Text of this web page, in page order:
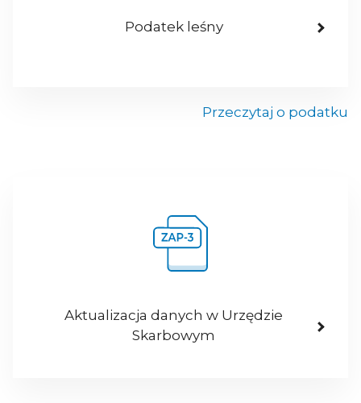
Podatek leśny
Przeczytaj o podatku
Aktualizacja danych w Urzędzie
Skarbowym